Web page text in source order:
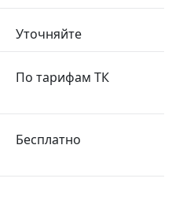
Уточняйте
По тарифам ТК
Бесплатно